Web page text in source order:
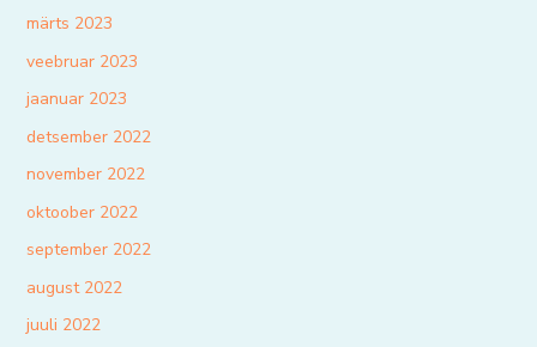
märts 2023
veebruar 2023
jaanuar 2023
detsember 2022
november 2022
oktoober 2022
september 2022
august 2022
juuli 2022